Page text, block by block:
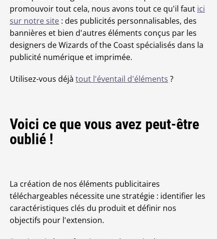
promouvoir tout cela, nous avons tout ce qu'il faut ici
sur notre site : des publicités personnalisables, des
bannières et bien d'autres éléments conçus par les
designers de Wizards of the Coast spécialisés dans la
publicité numérique et imprimée.
Utilisez-vous déjà tout l'éventail d'éléments ?
Voici ce que vous avez peut-être
oublié !
La création de nos éléments publicitaires
téléchargeables nécessite une stratégie : identifier les
caractéristiques clés du produit et définir nos
objectifs pour l'extension.